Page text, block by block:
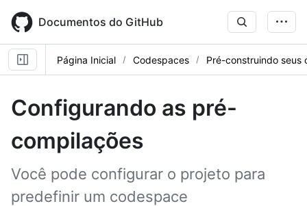
main
content
Documentos do GitHub
Página Inicial Codespaces Pré-construindo seus
Configurando as pré-
compilações
Você pode configurar o projeto para
predefinir um codespace